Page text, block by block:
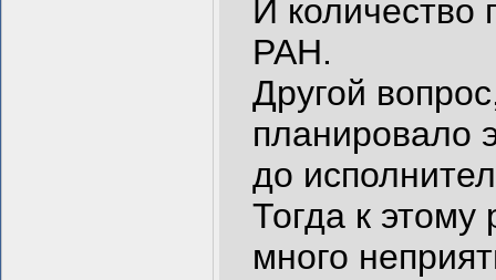
И количество
РАН.
Другой
планировало
до
Тогда к этому
много